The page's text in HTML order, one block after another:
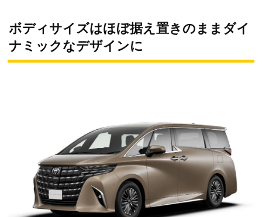
ボディサイズはほぼ据え置きのままダイ
ナミックなデザインに